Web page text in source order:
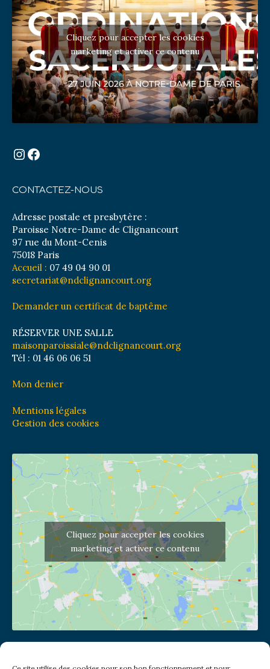
Cliquez pour accepter les cookies
marketing et activer ce contenu
Instagram
Facebook
CONTACTEZ-NOUS
Adresse postale et presbytère :
Paroisse Notre-Dame de Clignancourt
97 rue du Mont-Cenis
75018 Paris
Accueil : 07 49 04 90 01
secretariat@ndclignancourt.org
Demander un certificat de baptême
RÉSERVER UNE SALLE
maisonparoissiale@ndclignancourt.org
Tél : 01 46 06 06 51
Mon denier
Mentions légales
Gestion des cookies
Cliquez pour accepter les cookies
marketing et activer ce contenu